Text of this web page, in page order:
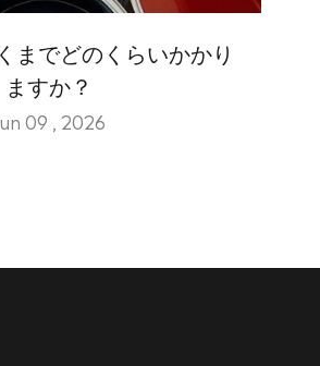
までどのくらいかかり
ますか？
09 , 2026